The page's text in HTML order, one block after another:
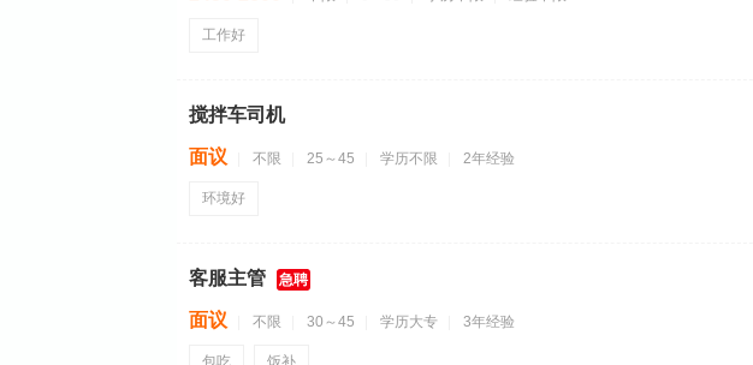
工作好
搅拌车司机
面议 不限 25～45 学历不限 2年经验
环境好
客服主管 急聘
面议 不限 30～45 学历大专 3年经验
包吃 饭补